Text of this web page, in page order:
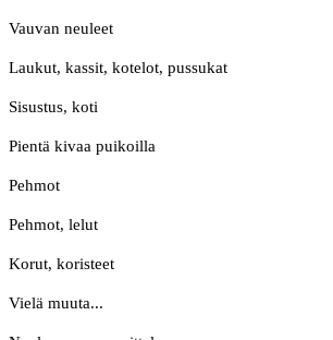
Vauvan neuleet
Laukut, kassit, kotelot, pussukat
Sisustus, koti
Pientä kivaa puikoilla
Pehmot
Pehmot, lelut
Korut, koristeet
Vielä muuta...